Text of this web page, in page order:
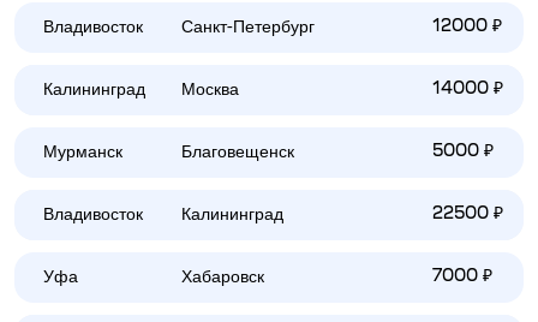
Владивосток Санкт-Петербург 12000 ₽
Калининград Москва 14000 ₽
Мурманск Благовещенск 5000 ₽
Владивосток Калининград 22500 ₽
Уфа Хабаровск 7000 ₽